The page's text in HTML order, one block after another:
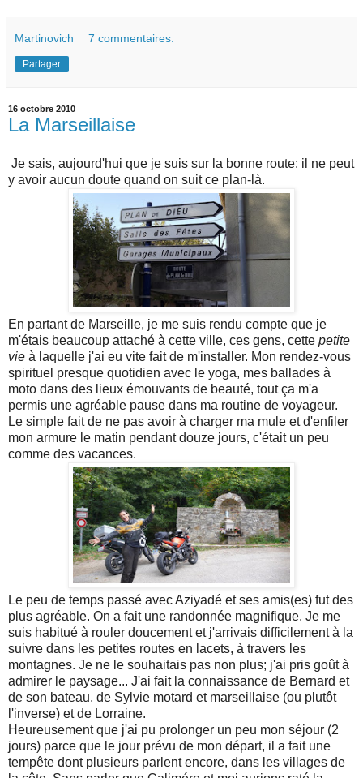
Martinovich 7 commentaires:
Partager
16 octobre 2010
La Marseillaise
Je sais, aujourd'hui que je suis sur la bonne route: il ne peut
y avoir aucun doute quand on suit ce plan-là.
En partant de Marseille, je me suis rendu compte que je
m'étais beaucoup attaché à cette ville, ces gens, cette petite
vie à laquelle j'ai eu vite fait de m'installer. Mon rendez-vous
spirituel presque quotidien avec le yoga, mes ballades à
moto dans des lieux émouvants de beauté, tout ça m'a
permis une agréable pause dans ma routine de voyageur.
Le simple fait de ne pas avoir à charger ma mule et d'enfiler
mon armure le matin pendant douze jours, c'était un peu
comme des vacances.
Le peu de temps passé avec Aziyadé et ses amis(es) fut des
plus agréable. On a fait une randonnée magnifique. Je me
suis habitué à rouler doucement et j'arrivais difficilement à la
suivre dans les petites routes en lacets, à travers les
montagnes. Je ne le souhaitais pas non plus; j'ai pris goût à
admirer le paysage... J'ai fait la connaissance de Bernard et
de son bateau, de Sylvie motard et marseillaise (ou plutôt
l'inverse) et de Lorraine.
Heureusement que j'ai pu prolonger un peu mon séjour (2
jours) parce que le jour prévu de mon départ, il a fait une
tempête dont plusieurs parlent encore, dans les villages de